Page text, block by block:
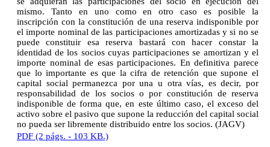
mismo. Tanto en uno como en otro caso es posible la
inscripción con la constitución de una reserva indisponible por
el importe nominal de las participaciones amortizadas y si no se
puede constituir esa reserva bastará con hacer constar la
identidad de los socios cuyas participaciones se amortizan y el
importe nominal de esas participaciones. En definitiva parece
que lo importante es que la cifra de retención que supone el
capital social permanezca por una u otra vías, es decir, por
responsabilidad de los socios o por constitución de reserva
indisponible de forma que, en este último caso, el exceso del
activo sobre el pasivo que supone la reducción del capital social
no pueda ser libremente distribuido entre los socios. (JAGV)
PDF (2 págs. - 103 KB.)